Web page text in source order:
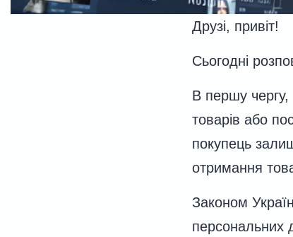
Друзі, привіт!
Сьогодні
В першу чергу,
товарів або
покупець
отримання
Законом
персональних